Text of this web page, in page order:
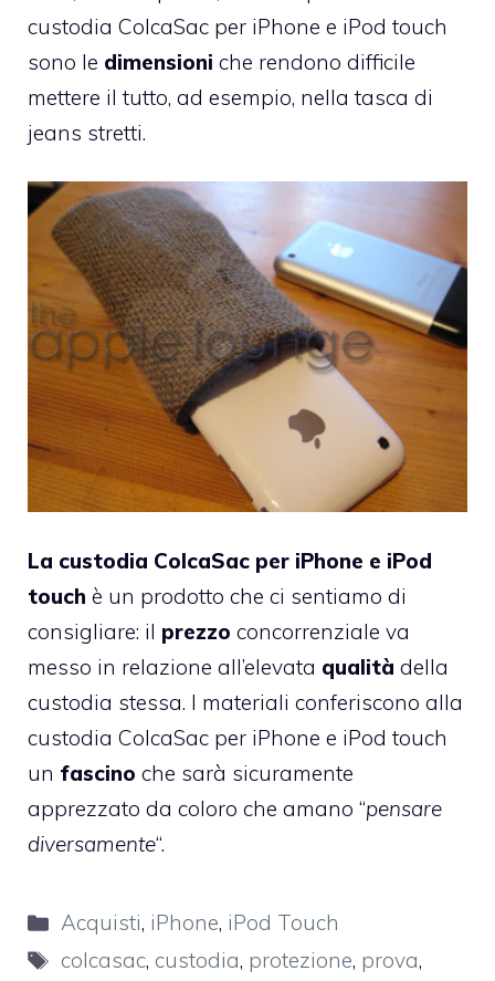
custodia ColcaSac per iPhone e iPod touch
sono le dimensioni che rendono difficile
mettere il tutto, ad esempio, nella tasca di
jeans stretti.
La custodia ColcaSac per iPhone e iPod
touch è un prodotto che ci sentiamo di
consigliare: il prezzo concorrenziale va
messo in relazione all’elevata qualità della
custodia stessa. I materiali conferiscono alla
custodia ColcaSac per iPhone e iPod touch
un fascino che sarà sicuramente
apprezzato da coloro che amano “pensare
diversamente“.
Categorie
Acquisti, iPhone, iPod Touch
Tag
colcasac, custodia, protezione, prova,